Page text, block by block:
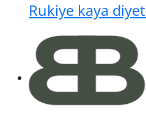
Rukiye kaya